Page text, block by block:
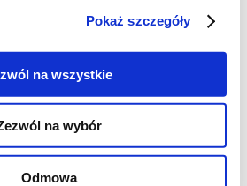
Pokaż szczegóły
na wszystkie
na wybór
Odmowa